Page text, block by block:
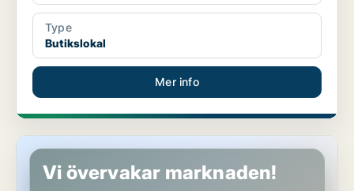
Type
Butikslokal
Mer info
Butikslokal i Kirseberg
Vi övervakar marknaden!